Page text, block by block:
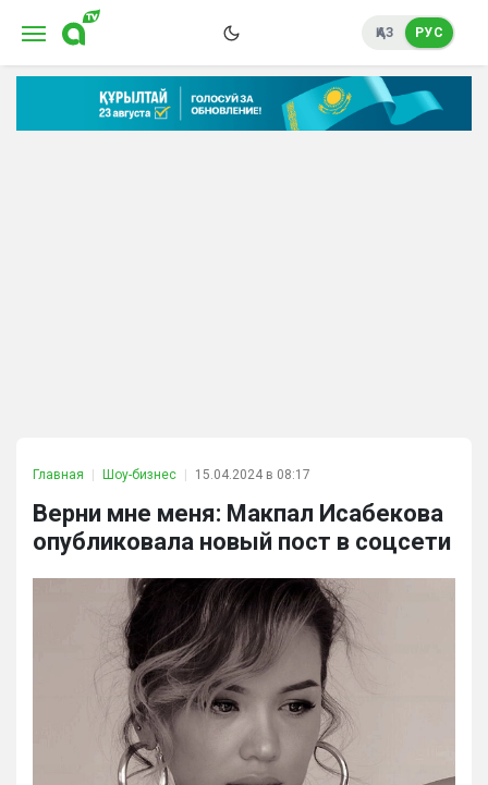
ҚАЗ РУС
Главная Шоу-бизнес 15.04.2024 в 08:17
Верни мне меня: Макпал Исабекова
опубликовала новый пост в соцсети